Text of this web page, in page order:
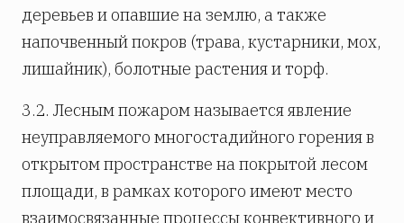
деревьев и опавшие на землю, а также
напочвенный покров (трава, кустарники, мох,
лишайник), болотные растения и торф.
3.2. Лесным пожаром называется явление
неуправляемого многостадийного горения в
открытом пространстве на покрытой лесом
площади, в рамках которого имеют место
взаимосвязанные процессы конвективного и